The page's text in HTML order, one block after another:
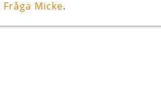
Fråga Micke.